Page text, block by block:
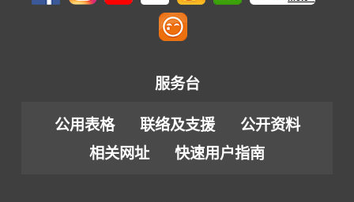
服务台
公用表格 联络及支援
公开资料
相关网址
快速用户指南